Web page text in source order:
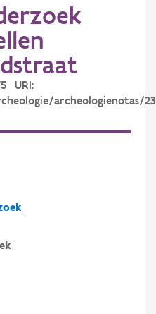
URI:
archeologienotas/